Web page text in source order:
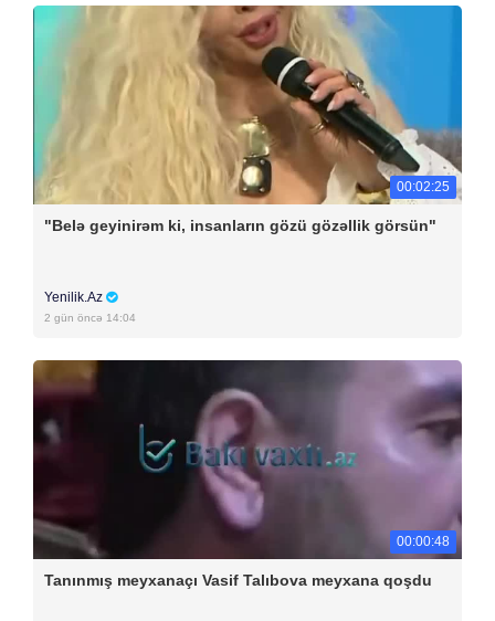
00:02:25
"Belə geyinirəm ki, insanların gözü gözəllik görsün"
Yenilik.Az
2 gün öncə 14:04
00:00:48
Tanınmış meyxanaçı Vasif Talıbova meyxana qoşdu